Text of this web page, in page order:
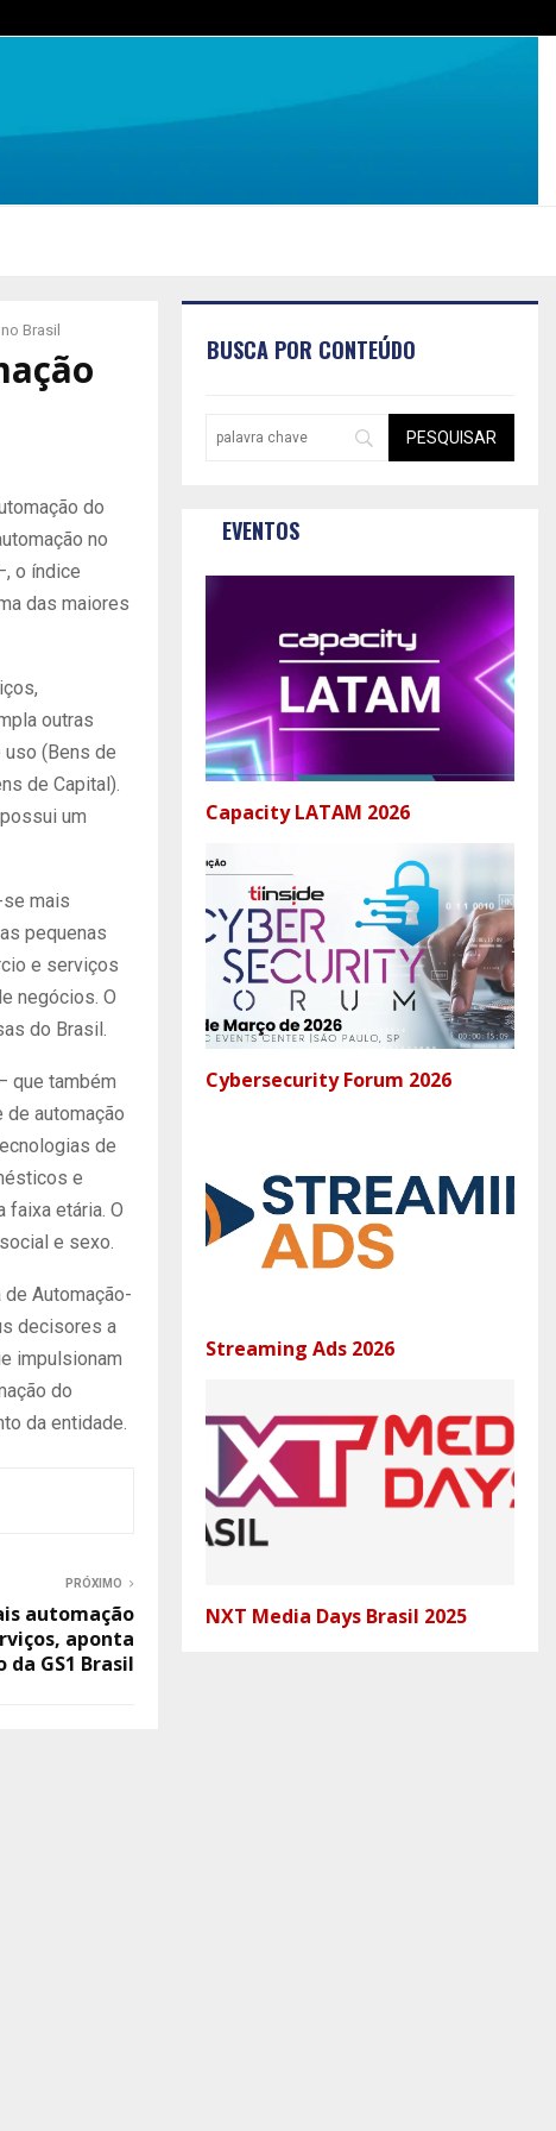
Brasil
do
no
o índice
das maiores
outras
uso (Bens de
de Capital).
um
se mais
pequenas
e serviços
negócios. O
do Brasil.
que também
automação
de
e
etária. O
e sexo.
Automação-
decisores a
impulsionam
do
da entidade.
PRÓXIMO
automação
aponta
da GS1 Brasil
BUSCA POR CONTEÚDO
EVENTOS
Capacity LATAM 2026
Cybersecurity Forum 2026
Streaming Ads 2026
NXT Media Days Brasil 2025